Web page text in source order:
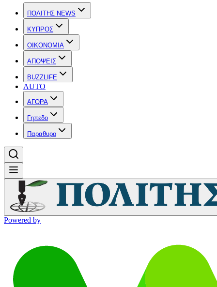
ΠΟΛΙΤΗΣ NEWS
ΚΥΠΡΟΣ
OIKONOMIA
ΑΠΟΨΕΙΣ
BUZZLIFE
AUTO
ΑΓΟΡΑ
Γηπεδο
Παραθυρο
Powered by